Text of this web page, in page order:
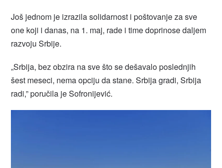
Još jednom je izrazila solidarnost i poštovanje za sve
one koji i danas, na 1. maj, rade i time doprinose daljem
razvoju Srbije.
„Srbija, bez obzira na sve što se dešavalo poslednjih
šest meseci, nema opciju da stane. Srbija gradi, Srbija
radi,” poručila je Sofronijević.